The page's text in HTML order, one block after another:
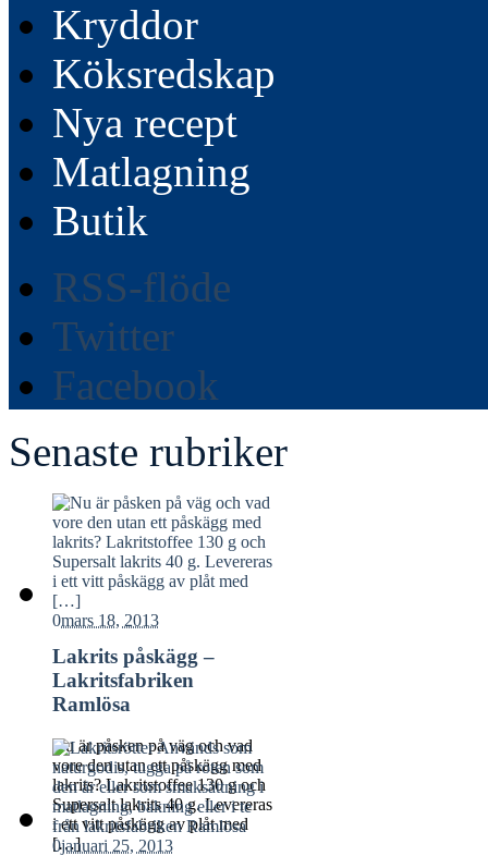
Kryddor
Köksredskap
Nya recept
Matlagning
Butik
RSS-flöde
Twitter
Facebook
Senaste rubriker
0mars 18, 2013
Lakrits påskägg –
Lakritsfabriken
Ramlösa
Nu är påsken på väg och vad
vore den utan ett påskägg med
lakrits? Lakritstoffee 130 g och
Supersalt lakrits 40 g. Levereras
i ett vitt påskägg av plåt med
[…]
0januari 25, 2013